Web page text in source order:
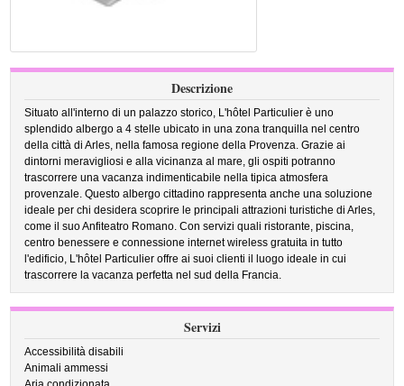
Descrizione
Situato all'interno di un palazzo storico, L'hôtel Particulier è uno
splendido albergo a 4 stelle ubicato in una zona tranquilla nel centro
della città di Arles, nella famosa regione della Provenza. Grazie ai
dintorni meravigliosi e alla vicinanza al mare, gli ospiti potranno
trascorrere una vacanza indimenticabile nella tipica atmosfera
provenzale. Questo albergo cittadino rappresenta anche una soluzione
ideale per chi desidera scoprire le principali attrazioni turistiche di Arles,
come il suo Anfiteatro Romano. Con servizi quali ristorante, piscina,
centro benessere e connessione internet wireless gratuita in tutto
l'edificio, L'hôtel Particulier offre ai suoi clienti il luogo ideale in cui
trascorrere la vacanza perfetta nel sud della Francia.
Servizi
Accessibilità disabili
Animali ammessi